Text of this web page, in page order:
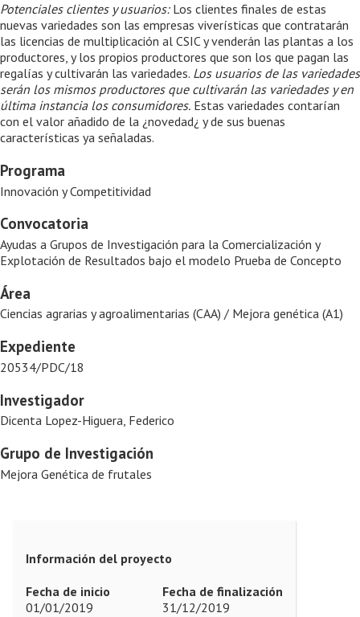
Potenciales clientes y usuarios:Los clientes finales de estas
nuevas variedades son las empresas viverísticas que contratarán
las licencias de multiplicación al CSIC y venderán las plantas a los
productores, y los propios productores que son los que pagan las
regalías y cultivarán las variedades. Los usuarios de las variedades
serán los mismos productores que cultivarán las variedades y en
última instancia los consumidores. Estas variedades contarían
con el valor añadido de la ¿novedad¿ y de sus buenas
características ya señaladas.
Programa
Innovación y Competitividad
Convocatoria
Ayudas a Grupos de Investigación para la Comercialización y
Explotación de Resultados bajo el modelo Prueba de Concepto
Área
Ciencias agrarias y agroalimentarias (CAA) / Mejora genética (A1)
Expediente
20534/PDC/18
Investigador
Dicenta Lopez-Higuera, Federico
Grupo de Investigación
Mejora Genética de frutales
Información del proyecto
Fecha de inicio
01/01/2019
Fecha de finalización
31/12/2019